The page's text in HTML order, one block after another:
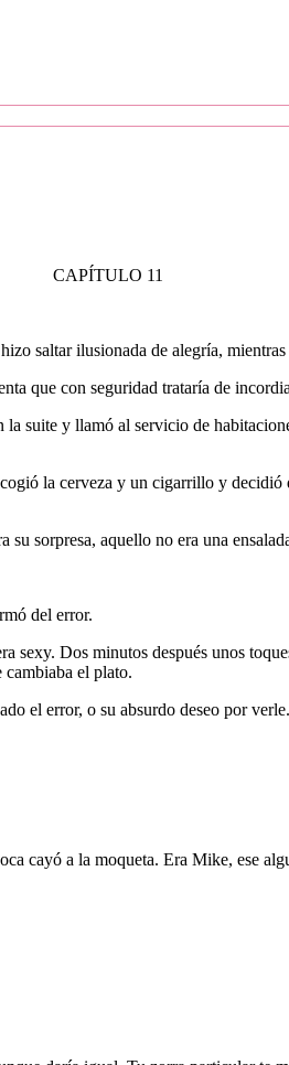
CAPÍTULO 11
saltar ilusionada de alegría,
que con seguridad trataría de
suite y llamó al servicio de
la cerveza y un cigarrillo y
sorpresa, aquello no era una
del error.
sexy. Dos minutos después unos
cambiaba el plato.
el error, o su absurdo deseo por verle.
cayó a la moqueta. Era Mike, ese